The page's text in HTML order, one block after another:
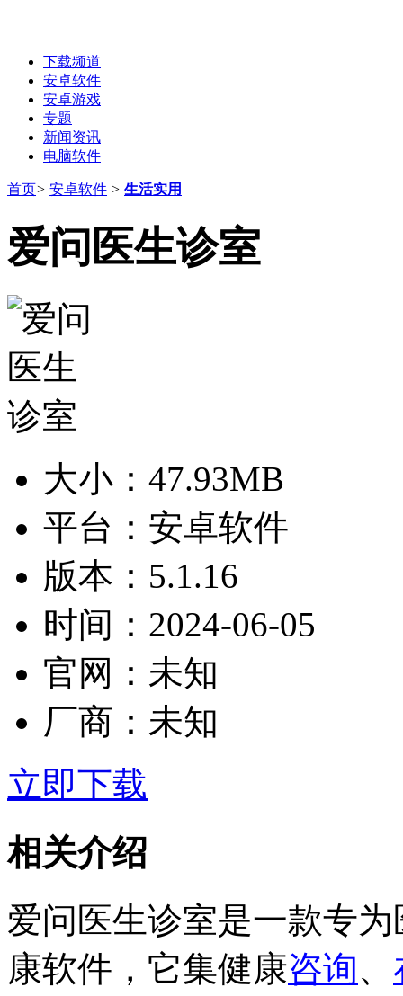
下载频道
安卓软件
安卓游戏
专题
新闻资讯
电脑软件
首页> 安卓软件 > 生活实用
爱问医生诊室
大小： 47.93MB
平台： 安卓软件
版本： 5.1.16
时间： 2024-06-05
官网： 未知
厂商： 未知
立即下载
相关介绍
爱问医生诊室是一款专
康软件，它集健康咨询、